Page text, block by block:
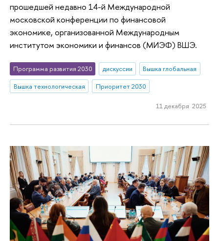
прошедшей недавно 14-й Международной
московской конференции по финансовой
экономике, организованной Международным
институтом экономики и финансов (МИЭФ) ВШЭ.
Программа развития 2030 дискуссии
Вышка глобальная
Вышка технологическая
Приоритет 2030
11 декабря 2025